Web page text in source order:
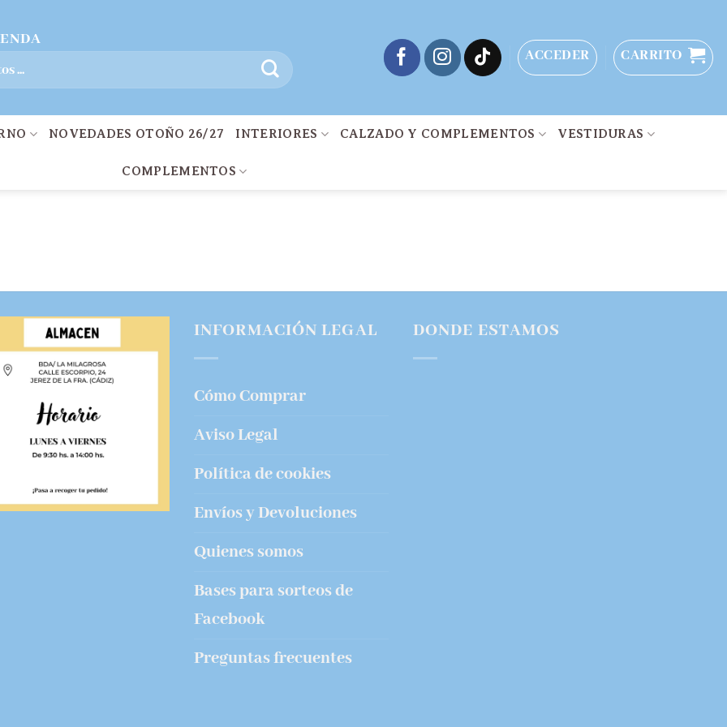
ACCEDER CARRITO
NOVEDADES OTOÑO 26/27 INTERIORES CALZADO Y COMPLEMENTOS VESTIDURAS
COMPLEMENTOS
INFORMACIÓN LEGAL
Cómo Comprar
Aviso Legal
Política de cookies
Envíos y Devoluciones
Quienes somos
Bases para sorteos de
Facebook
Preguntas frecuentes
DONDE ESTAMOS